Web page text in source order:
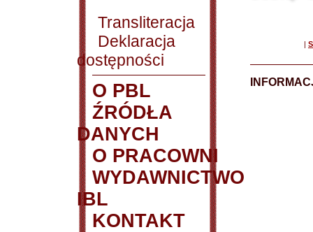
Transliteracja
Deklaracja
dostępności
O PBL
ŹRÓDŁA
DANYCH
O PRACOWNI
WYDAWNICTWO
IBL
KONTAKT
|